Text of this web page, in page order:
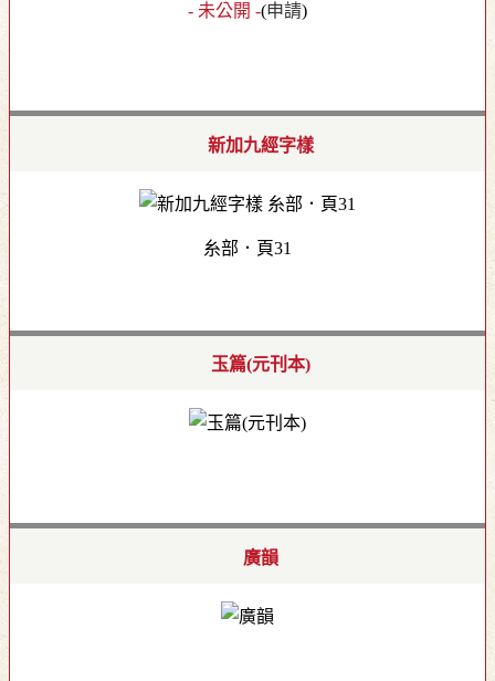
- 未公開 -(申請)
新加九經字樣
糸部．頁31
玉篇(元刊本)
廣韻